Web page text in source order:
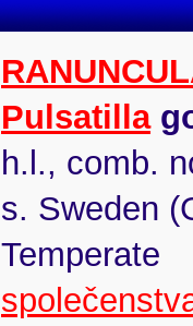
Pulsatilla
h.l., comb.
s. Sweden
Temperate